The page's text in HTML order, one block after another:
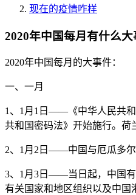
现在的疫情咋样
2020年中国每月有什么
2020年中国每月的大事件：
一、一月
1、1月1日——《中华人民共
共和国密码法》开始施行。荷
2、1月2日——中国与厄瓜多尔
3、1月3日——当日起，中国有
有关国家和地区组织以及中国